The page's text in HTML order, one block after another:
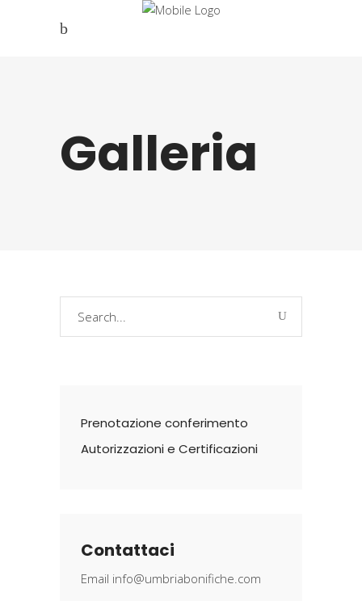
Galleria
Prenotazione conferimento
Autorizzazioni e Certificazioni
Contattaci
Email info@umbriabonifiche.com